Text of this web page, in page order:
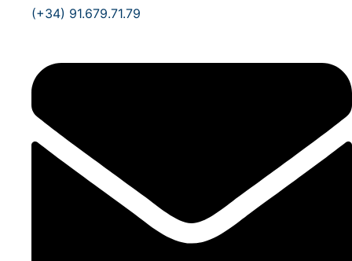
(+34) 91.679.71.79